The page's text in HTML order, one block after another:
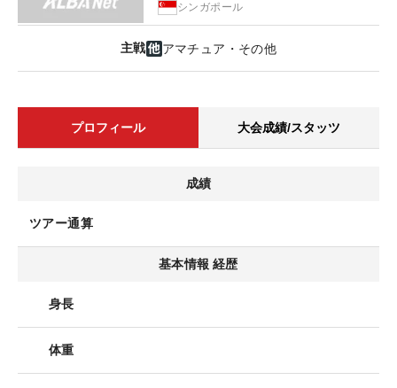
シンガポール
主戦 アマチュア・その他
プロフィール 大会成績/スタッツ
成績
ツアー通算
基本情報 経歴
身長
体重